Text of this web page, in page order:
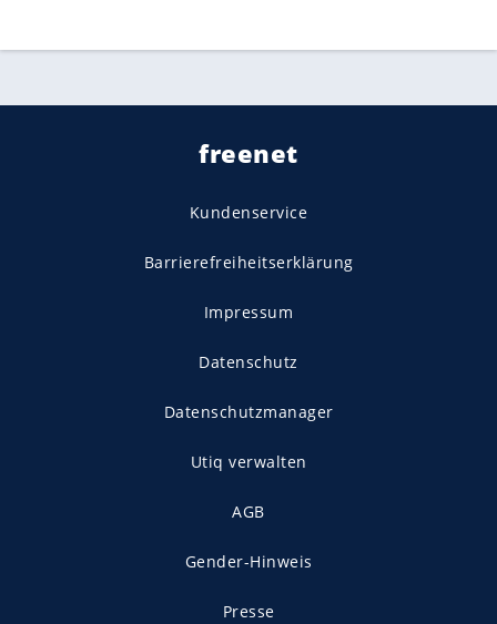
freenet
Kundenservice
Barrierefreiheitserklärung
Impressum
Datenschutz
Datenschutzmanager
Utiq verwalten
AGB
Gender-Hinweis
Presse